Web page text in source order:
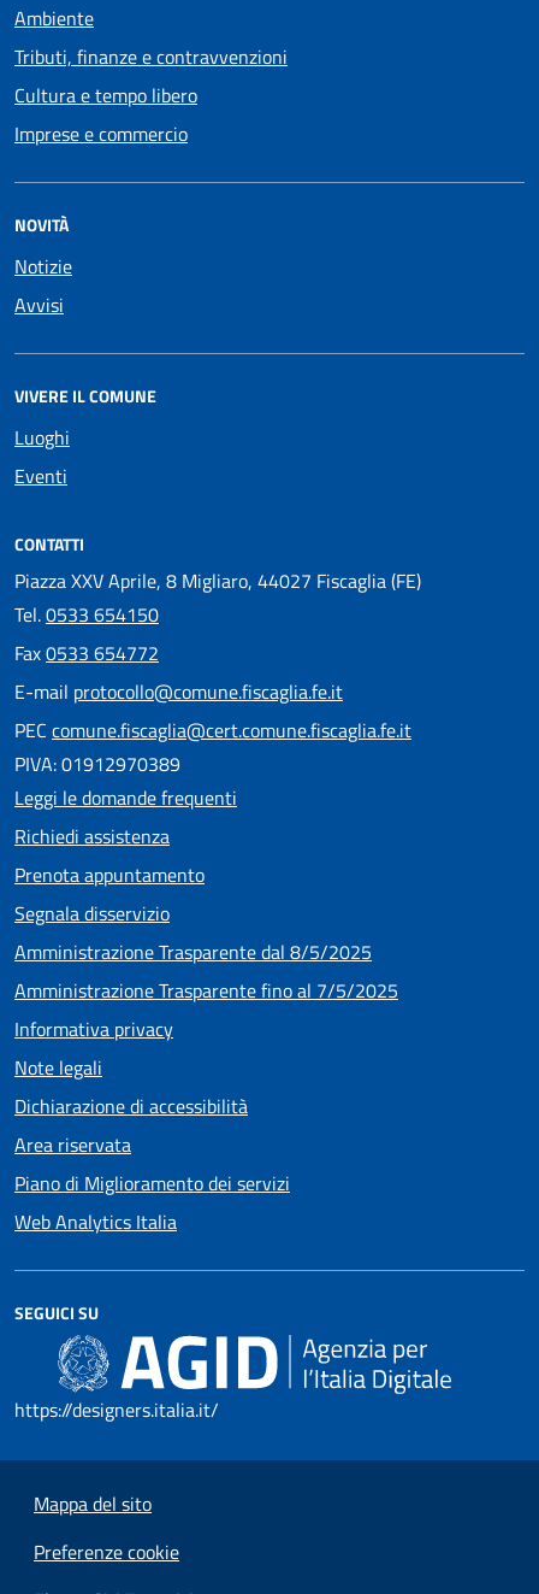
Ambiente
Tributi, finanze e contravvenzioni
Cultura e tempo libero
Imprese e commercio
NOVITÀ
Notizie
Avvisi
VIVERE IL COMUNE
Luoghi
Eventi
CONTATTI
Piazza XXV Aprile, 8 Migliaro, 44027 Fiscaglia (FE)
Tel.0533 654150
Fax0533 654772
E-mail protocollo@comune.fiscaglia.fe.it
PEC comune.fiscaglia@cert.comune.fiscaglia.fe.it
PIVA: 01912970389
Leggi le domande frequenti
Richiedi assistenza
Prenota appuntamento
Segnala disservizio
Amministrazione Trasparente dal 8/5/2025
Amministrazione Trasparente fino al 7/5/2025
Informativa privacy
Note legali
Dichiarazione di accessibilità
Area riservata
Piano di Miglioramento dei servizi
Web Analytics Italia
SEGUICI SU
https://designers.italia.it/
Mappa del sito
Preferenze cookie